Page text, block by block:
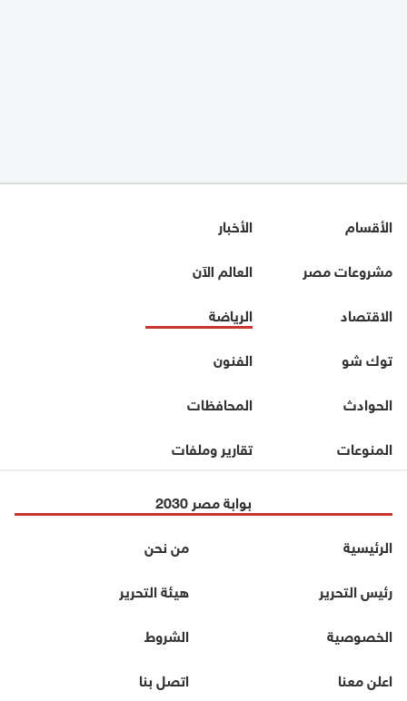
الأقسام
الأخبار
مشروعات مصر
العالم الآن
الاقتصاد
الرياضة
توك شو
الفنون
الحوادث
المحافظات
المنوعات
تقارير وملفات
بوابة مصر 2030
الرئيسية
من نحن
رئيس التحرير
هيئة التحرير
الخصوصية
الشروط
اعلن معنا
اتصل بنا